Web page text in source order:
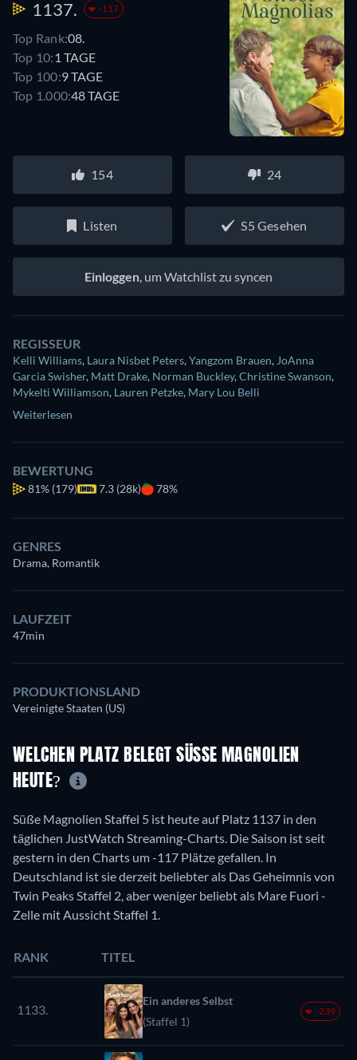
1137. -117
Top Rank:08.
Top 10: 1 TAGE
Top 100:9 TAGE
Top 1.000:48 TAGE
154 24
Listen S5 Gesehen
Einloggen, um Watchlist zu syncen
REGISSEUR
Kelli Williams, Laura Nisbet Peters,Yangzom Brauen, JoAnna
Garcia Swisher, Matt Drake, Norman Buckley,Christine Swanson,
Mykelti Williamson, Lauren Petzke, Mary Lou Belli
Weiterlesen
BEWERTUNG
81% (179) 7.3 (28k) 78%
GENRES
Drama, Romantik
LAUFZEIT
47min
PRODUKTIONSLAND
Vereinigte Staaten (US)
WELCHEN PLATZ BELEGT SÜSSE MAGNOLIEN H
EUTE?
Süße Magnolien Staffel 5 ist heute auf Platz 1137 in den
täglichen JustWatch Streaming-Charts. Die Saison ist seit
gestern in den Charts um -117 Plätze gefallen. In
Deutschland ist sie derzeit beliebter als Das Geheimnis von
Twin Peaks Staffel 2, aber weniger beliebt als Mare Fuori -
Zelle mit Aussicht Staffel 1.
RANK TITEL
1133.
Ein anderes Selbst
(Staffel 1)
-239